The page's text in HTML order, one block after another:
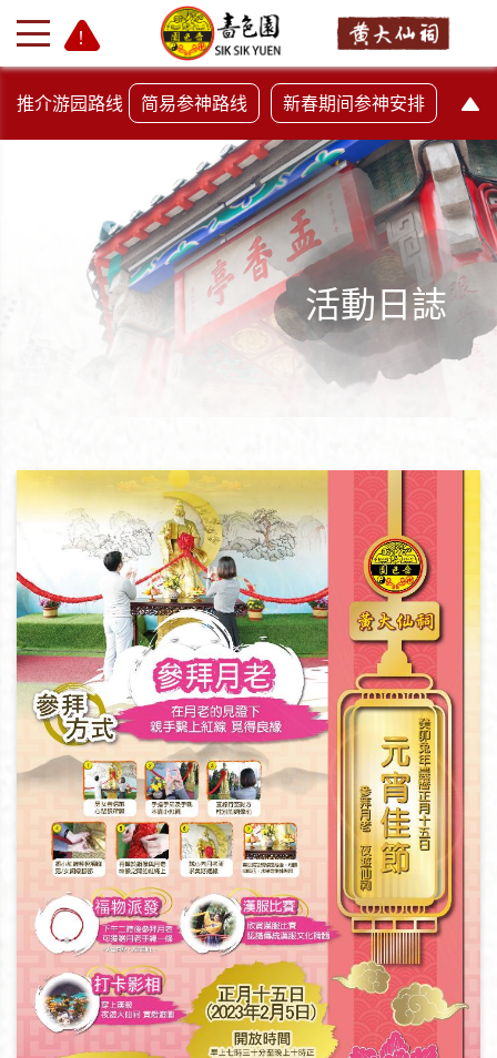
+
推介游园路线 简易参神路线 新春期间参神安排
活動日誌